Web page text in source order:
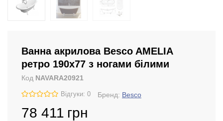
Ванна акрилова Besco AMELIA
ретро 190х77 з ногами білими
Код NAVARA20921
Відгуки: 0 Бренд: Besco
78 411 грн